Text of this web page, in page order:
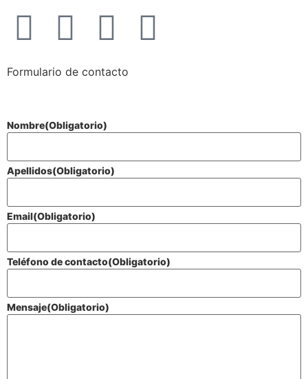
Formulario de contacto
Nombre(Obligatorio)
Apellidos(Obligatorio)
Email(Obligatorio)
Teléfono de contacto(Obligatorio)
Mensaje(Obligatorio)